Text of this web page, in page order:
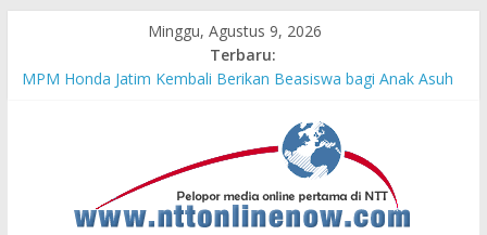
Minggu, Agustus 9, 2026
Terbaru:
MPM Honda Jatim Kembali Berikan Beasiswa bagi Anak Asuh
MPM Honda Jatim Bersama YBSI Berikan Pemeriksaan dan
Pengobatan Gratis bagi 100 Veteran LVRI
Cross Border, Belu Garda Terdepan NKRI, Harus Jadi Pusat
Pertumbuhan Pariwisata
Bupati Belu Buka Garuda Sakti Cross Border Fest 2026